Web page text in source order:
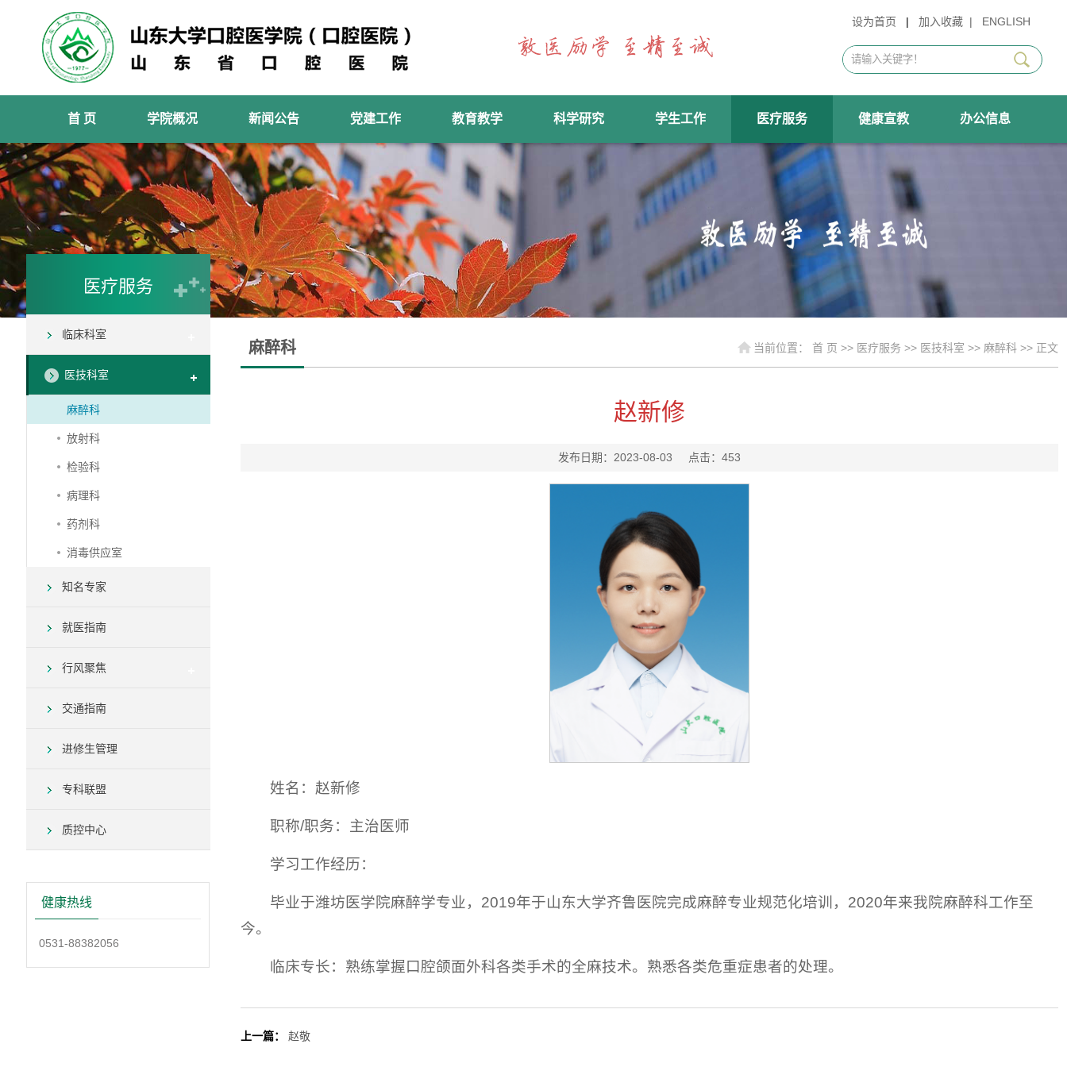
设为首页 | 加入收藏 | ENGLISH
首 页 学院概况 新闻公告 党建工作 教育教学 科学研究 学生工作 医疗服务 健康宣教 办公信息
医疗服务
临床科室
医技科室
麻醉科
放射科
检验科
病理科
药剂科
消毒供应室
知名专家
就医指南
行风聚焦
交通指南
进修生管理
专科联盟
质控中心
健康热线
0531-88382056
麻醉科 当前位置： 首 页 >> 医疗服务 >> 医技科室 >> 麻醉科 >> 正文
赵新修
发布日期：2023-08-03 点击： 453
姓名：赵新修
职称/职务：主治医师
学习工作经历：
毕业于潍坊医学院麻醉学专业，2019年于山东大学齐鲁医院完成麻醉专业规范化培训，2020年来我院麻醉科工作至
今。
临床专长：熟练掌握口腔颌面外科各类手术的全麻技术。熟悉各类危重症患者的处理。
上一篇： 赵敬